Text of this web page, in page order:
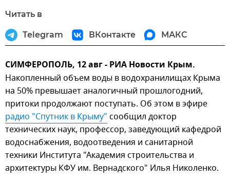
Читать в
Telegram ВКонтакте МАКС
СИМФЕРОПОЛЬ, 12 авг - РИА Новости Крым.
Накопленный объем воды в водохранилищах Крыма
на 50% превышает аналогичный прошлогодний,
притоки продолжают поступать. Об этом в эфире
радио "Спутник в Крыму" сообщил доктор
технических наук, профессор, заведующий кафедрой
водоснабжения, водоотведения и санитарной
техники Института "Академия строительства и
архитектуры КФУ им. Вернадского" Илья Николенко.